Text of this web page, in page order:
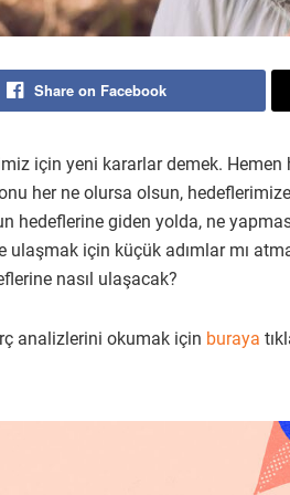
Share on Facebook
için yeni kararlar demek.
her ne olursa olsun,
hedeflerine giden yolda, ne
ulaşmak için küçük adımlar mı
nasıl ulaşacak?
analizlerini okumak için buraya